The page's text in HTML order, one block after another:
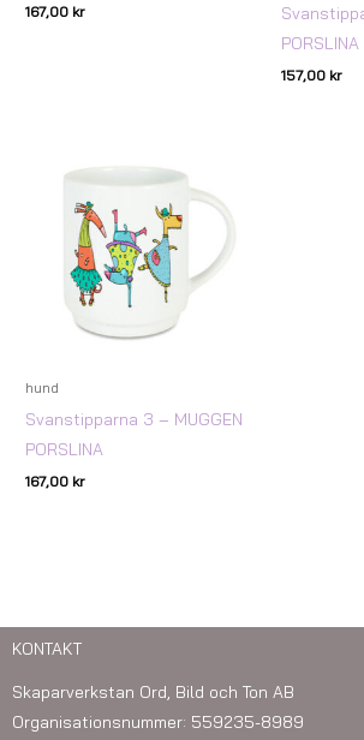
167,00 kr
PORSLINA
157,00 kr
hund
Svanstipparna 3 – MUGGEN
PORSLINA
167,00 kr
KONTAKT
Skaparverkstan Ord, Bild och Ton AB
Organisationsnummer: 559235-8989